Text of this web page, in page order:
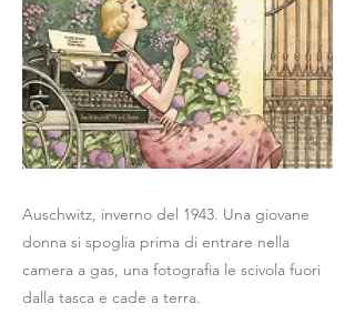
Auschwitz, inverno del 1943. Una giovane
donna si spoglia prima di entrare nella
camera a gas, una fotografia le scivola fuori
dalla tasca e cade a terra.